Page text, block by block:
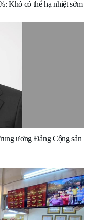
Khó có thể hạ nhiệt sớm
ương Đảng Cộng sản